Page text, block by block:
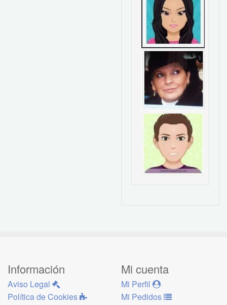
Información
Aviso Legal
Política de Cookies
Mi cuenta
Mi Perfil
Mi Pedidos